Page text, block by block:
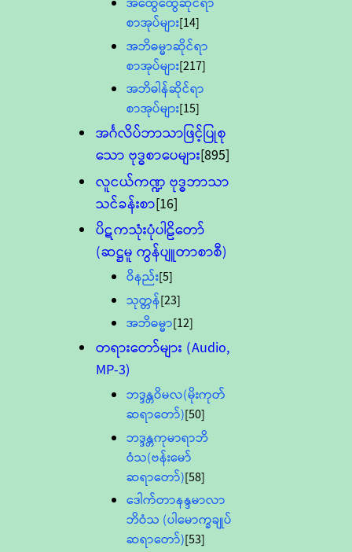
စာအုပ်များ[14]
အဘိဓမ္မာဆိုင်ရာ
စာအုပ်များ[217]
အဘိဓါန်ဆိုင်ရာ
စာအုပ်များ[15]
အင်္ဂလိပ်ဘာသာဖြင့်ပြုစု
သော ဗုဒ္ဓစာပေများ[895]
လူငယ်ကဏ္ဍ ဗုဒ္ဓဘာသာ
သင်ခန်းစာ[16]
ပိဋကသုံးပုံပါဠိတော်
(ဆဋ္ဌမူ ကွန်ပျူတာစာစီ)
ဝိနည်း[5]
သုတ္တန်[23]
အဘိဓမ္မာ[12]
တရားတော်များ (Audio,
MP-3)
ဘဒ္ဒန္တဝိမလ(မိုးကုတ်
ဆရာတော်)[50]
ဘဒ္ဒန္တကုမာရာဘိ
ဝံသ(ဗန်းမော်
ဆရာတော်)[58]
ဒေါက်တာနန္ဒမာလာ
ဘိဝံသ (ပါမောက္ခချုပ်
ဆရာတော်)[53]